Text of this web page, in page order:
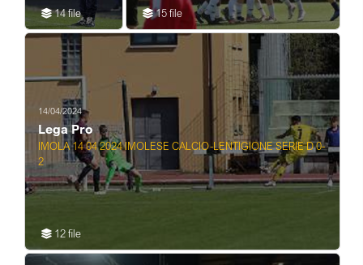
lega pro girone
B
14 file 15 file
14/04/2024
Lega Pro
IMOLA 14 04 2024 IMOLESE CALCIO-LENTIGIONE SERIE D 0-
2
12 file